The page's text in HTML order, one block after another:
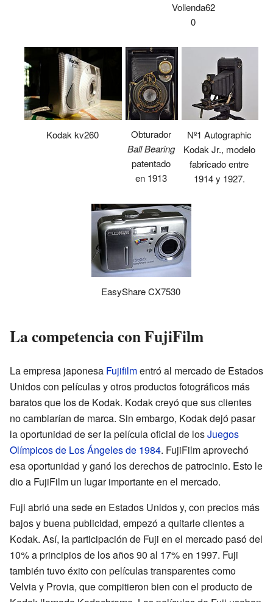
Vollenda62
0
Kodak kv260
Obturador
Ball Bearing
patentado
en 1913
Nº1 Autographic
Kodak Jr., modelo
fabricado entre
1914 y 1927.
EasyShare CX7530
La competencia con FujiFilm
La empresa japonesa Fujifilmentró al mercado de Estados
Unidos con películas y otros productos fotográficos más
baratos que los de Kodak. Kodak creyó que sus clientes
no cambiarían de marca. Sin embargo, Kodak dejó pasar
la oportunidad de ser la película oficial de losJuegos
Olímpicos de Los Ángeles de 1984. FujiFilm aprovechó
esa oportunidad y ganó los derechos de patrocinio. Esto le
dio a FujiFilm un lugar importante en el mercado.
Fuji abrió una sede en Estados Unidos y, con precios más
bajos y buena publicidad, empezó a quitarle clientes a
Kodak. Así, la participación de Fuji en el mercado pasó del
10% a principios de los años 90 al 17% en 1997. Fuji
también tuvo éxito con películas transparentes como
Velvia y Provia, que compitieron bien con el producto de